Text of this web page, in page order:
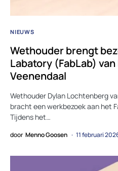
NIEUWS
Wethouder brengt
Labatory (FabLab)
Veenendaal
Wethouder Dylan Lochtenberg
bracht een werkbezoek aan het
Tijdens het…
door Menno Goosen 11 februari